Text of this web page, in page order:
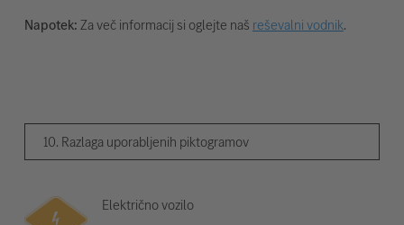
Napotek:Za več informacij si oglejte naš reševalni vodnik.
10. Razlaga uporabljenih piktogramov
Električno vozilo